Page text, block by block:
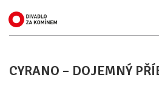
CYRANO – DOJEMNÝ